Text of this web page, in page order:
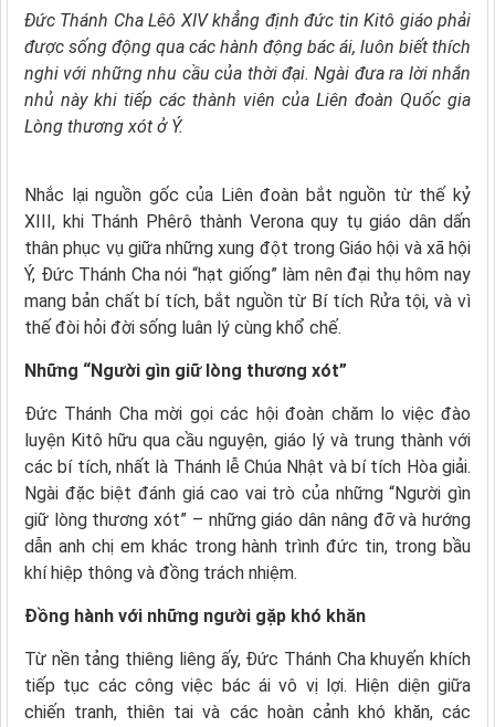
Đức Thánh Cha Lêô XIV khẳng định đức tin Kitô giáo phải
được sống động qua các hành động bác ái, luôn biết thích
nghi với những nhu cầu của thời đại. Ngài đưa ra lời nhắn
nhủ này khi tiếp các thành viên của Liên đoàn Quốc gia
Lòng thương xót ở Ý.
Nhắc lại nguồn gốc của Liên đoàn bắt nguồn từ thế kỷ
XIII, khi Thánh Phêrô thành Verona quy tụ giáo dân dấn
thân phục vụ giữa những xung đột trong Giáo hội và xã hội
Ý, Đức Thánh Cha nói “hạt giống” làm nên đại thụ hôm nay
mang bản chất bí tích, bắt nguồn từ Bí tích Rửa tội, và vì
thế đòi hỏi đời sống luân lý cùng khổ chế.
Những “Người gìn giữ lòng thương xót”
Đức Thánh Cha mời gọi các hội đoàn chăm lo việc đào
luyện Kitô hữu qua cầu nguyện, giáo lý và trung thành với
các bí tích, nhất là Thánh lễ Chúa Nhật và bí tích Hòa giải.
Ngài đặc biệt đánh giá cao vai trò của những “Người gìn
giữ lòng thương xót” – những giáo dân nâng đỡ và hướng
dẫn anh chị em khác trong hành trình đức tin, trong bầu
khí hiệp thông và đồng trách nhiệm.
Đồng hành với những người gặp khó khăn
Từ nền tảng thiêng liêng ấy, Đức Thánh Cha khuyến khích
tiếp tục các công việc bác ái vô vị lợi. Hiện diện giữa
chiến tranh, thiên tai và các hoàn cảnh khó khăn, các